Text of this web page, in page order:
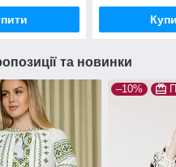
та новинки
–10%